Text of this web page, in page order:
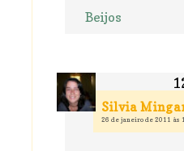
Beijos
Silvia
26 de janeiro de 2011 às